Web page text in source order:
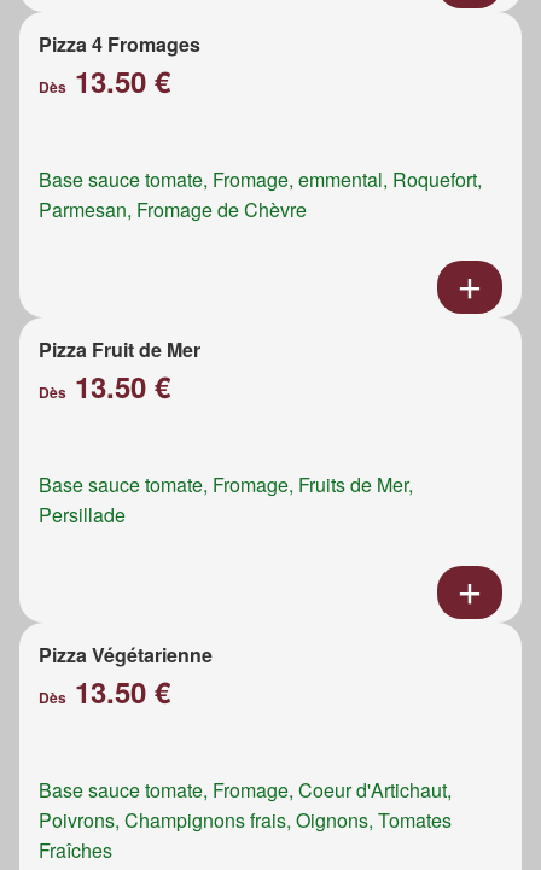
Pizza 4 Fromages
Dès 13.50 €
Base sauce tomate, Fromage, emmental, Roquefort,
Parmesan, Fromage de Chèvre
Pizza Fruit de Mer
Dès 13.50 €
Base sauce tomate, Fromage, Fruits de Mer,
Persillade
Pizza Végétarienne
Dès 13.50 €
Base sauce tomate, Fromage, Coeur d'Artichaut,
Poivrons, Champignons frais, Oignons, Tomates
Fraîches